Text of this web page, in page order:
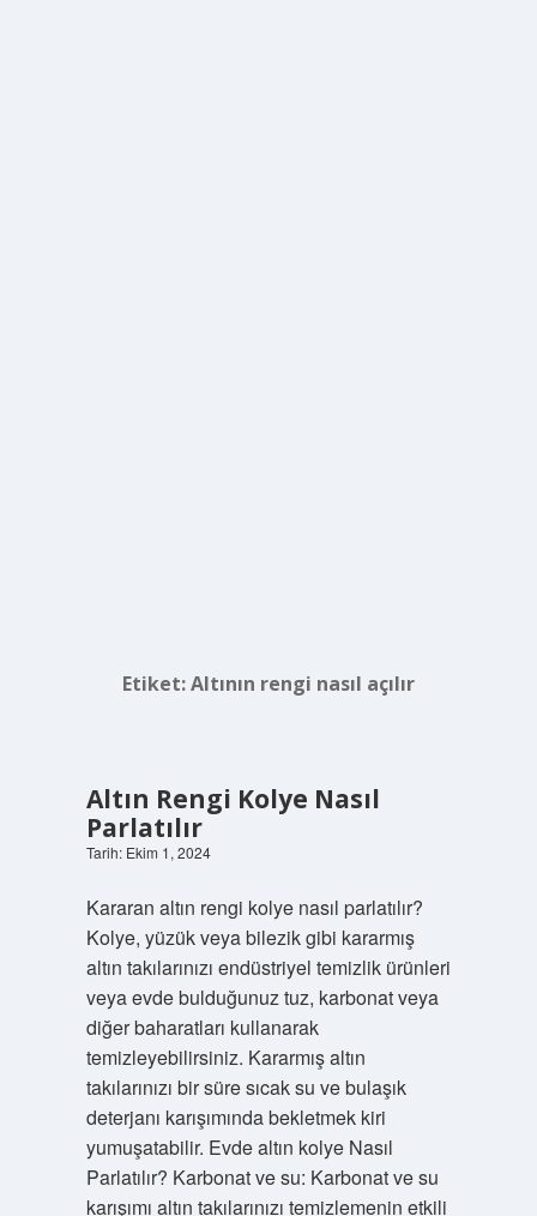
Etiket:Altının rengi nasıl açılır
Altın Rengi Kolye Nasıl
Parlatılır
Tarih: Ekim 1, 2024
Kararan altın rengi kolye nasıl parlatılır?
Kolye, yüzük veya bilezik gibi kararmış
altın takılarınızı endüstriyel temizlik ürünleri
veya evde bulduğunuz tuz, karbonat veya
diğer baharatları kullanarak
temizleyebilirsiniz. Kararmış altın
takılarınızı bir süre sıcak su ve bulaşık
deterjanı karışımında bekletmek kiri
yumuşatabilir. Evde altın kolye Nasıl
Parlatılır? Karbonat ve su: Karbonat ve su
karışımı altın takılarınızı temizlemenin etkili